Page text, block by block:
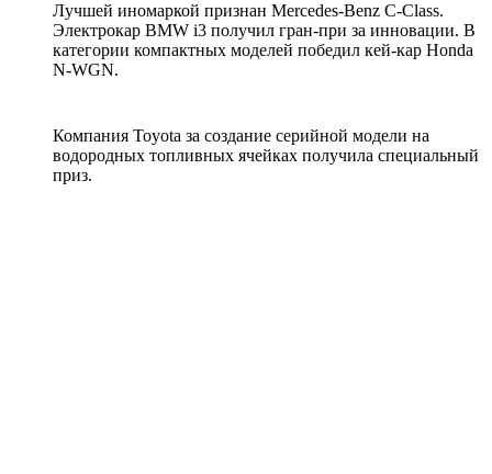
Лучшей иномаркой признан Mercedes-Benz C-Class.
Электрокар BMW i3 получил гран-при за инновации. В
категории компактных моделей победил кей-кар Honda
N-WGN.
Компания Toyota за создание серийной модели на
водородных топливных ячейках получила специальный
приз.